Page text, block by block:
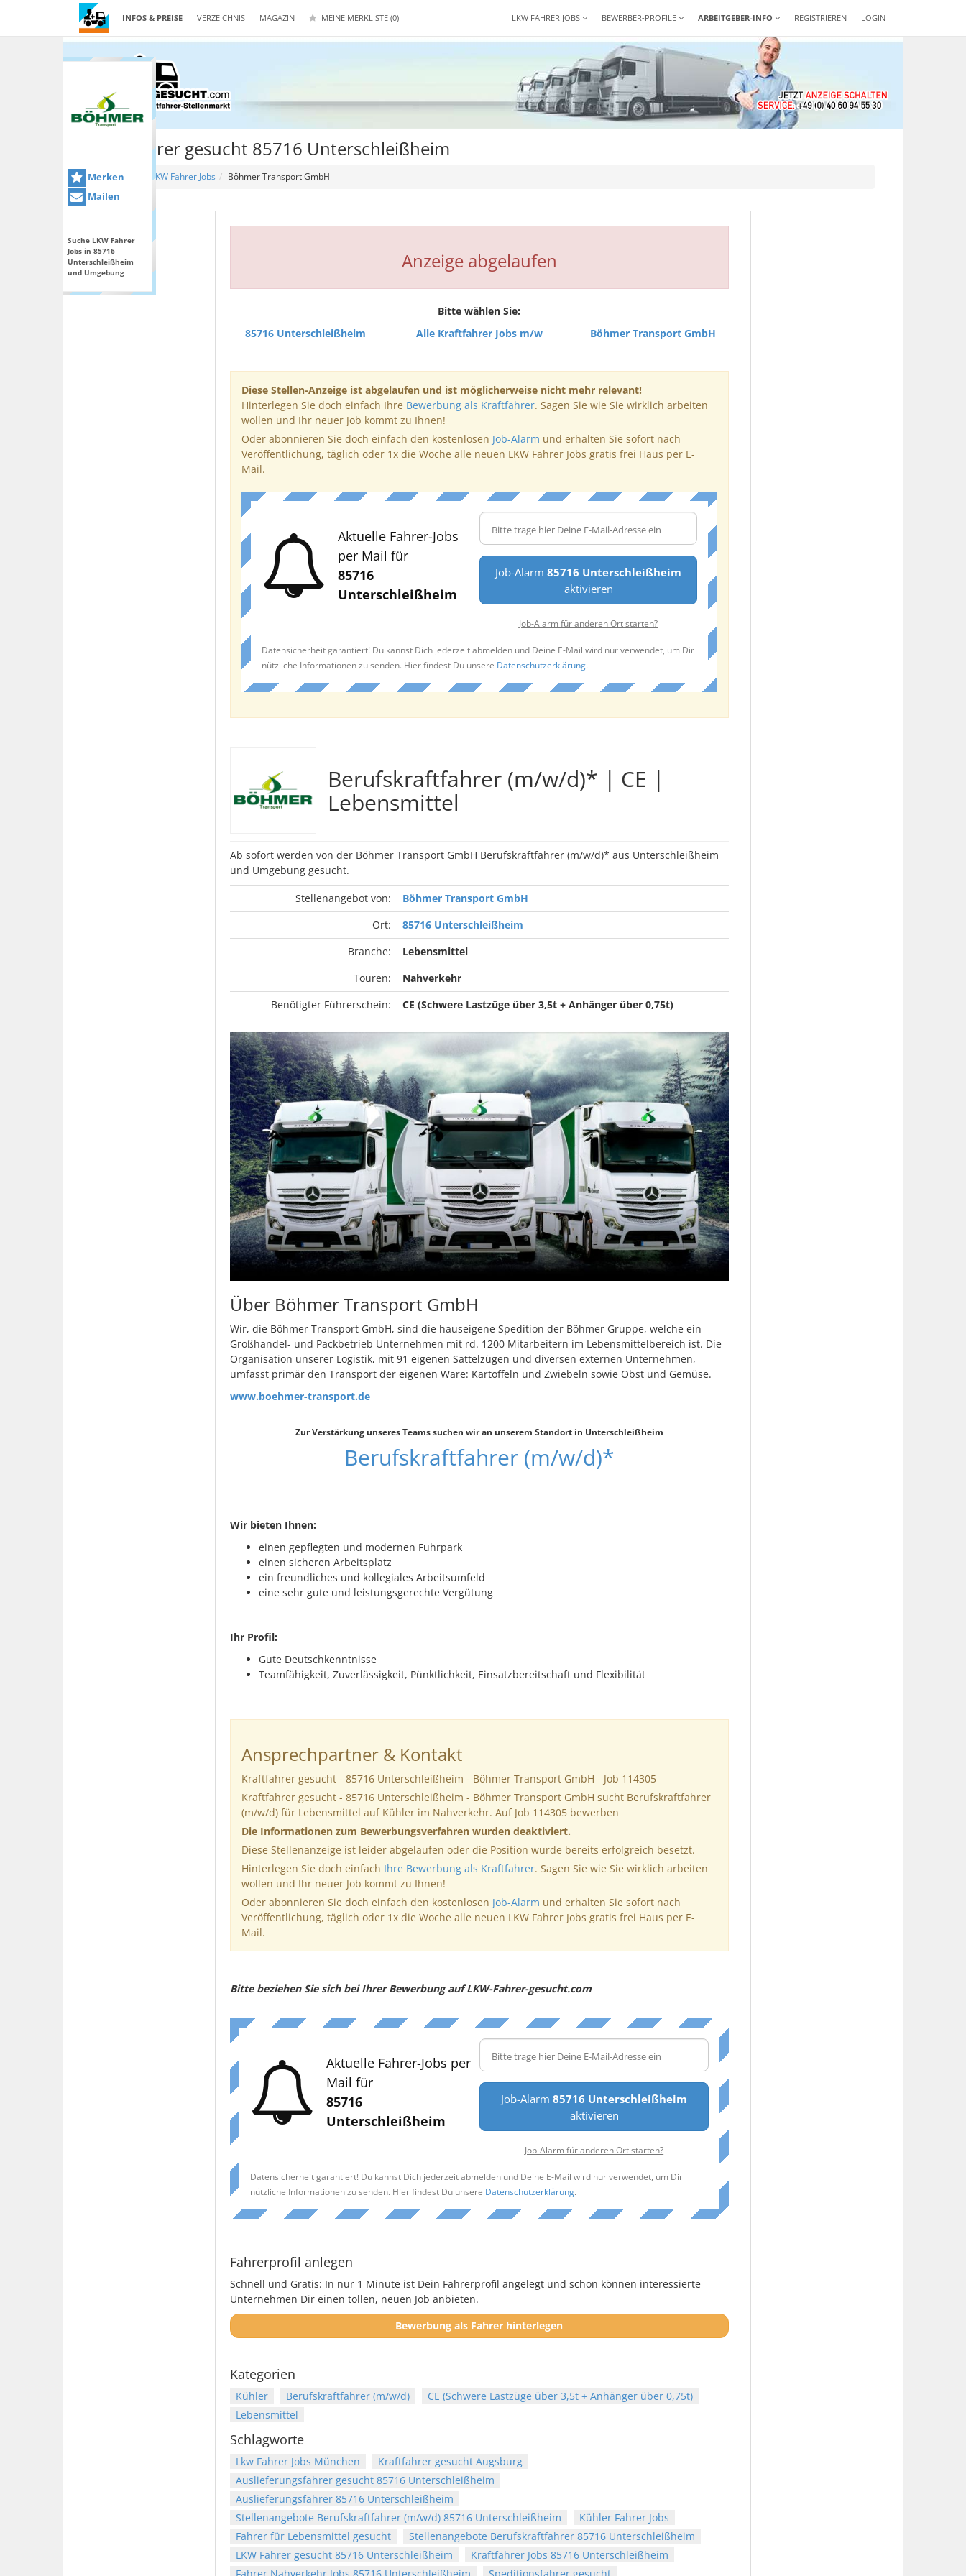
INFOS & PREISE VERZEICHNIS MAGAZIN MEINE MERKLISTE (0) REGISTRIEREN LOGIN
LKW FAHRER JOBS BEWERBER-PROFILE ARBEITGEBER-INFO
Kraftfahrer gesucht 85716 Unterschleißheim
Home LKW Fahrer Jobs Böhmer Transport GmbH
Merken
Mailen
Suche LKW Fahrer
Jobs in 85716
Unterschleißheim
und Umgebung
Anzeige abgelaufen
Bitte wählen Sie:
85716 Unterschleißheim
Alle Kraftfahrer Jobs m/w Böhmer Transport GmbH
Diese Stellen-Anzeige ist abgelaufen und ist möglicherweise nicht mehr relevant!
Hinterlegen Sie doch einfach Ihre Bewerbung als Kraftfahrer. Sagen Sie wie Sie wirklich arbeiten
wollen und Ihr neuer Job kommt zu Ihnen!
Oder abonnieren Sie doch einfach den kostenlosen Job-Alarm und erhalten Sie sofort nach
Veröffentlichung, täglich oder 1x die Woche alle neuen LKW Fahrer Jobs gratis frei Haus per E-
Mail.
Aktuelle Fahrer-Jobs
per Mail für
85716
Unterschleißheim
Job-Alarm85716 Unterschleißheim
aktivieren
Job-Alarm für anderen Ort starten?
Datensicherheit garantiert! Du kannst Dich jederzeit abmelden und Deine E-Mail wird nur verwendet, um Dir
nützliche Informationen zu senden. Hier findest Du unsere Datenschutzerklärung.
Berufskraftfahrer (m/w/d)* | CE |
Lebensmittel
Ab sofort werden von der Böhmer Transport GmbH Berufskraftfahrer (m/w/d)* aus Unterschleißheim
und Umgebung gesucht.
Stellenangebot von:
Böhmer Transport GmbH
Ort:
85716 Unterschleißheim
Branche:
Lebensmittel
Touren:
Nahverkehr
Benötigter Führerschein:
CE (Schwere Lastzüge über 3,5t + Anhänger über 0,75t)
Über Böhmer Transport GmbH
Wir, die Böhmer Transport GmbH, sind die hauseigene Spedition der Böhmer Gruppe, welche ein
Großhandel- und Packbetrieb Unternehmen mit rd. 1200 Mitarbeitern im Lebensmittelbereich ist. Die
Organisation unserer Logistik, mit 91 eigenen Sattelzügen und diversen externen Unternehmen,
umfasst primär den Transport der eigenen Ware: Kartoffeln und Zwiebeln sowie Obst und Gemüse.
www.boehmer-transport.de
Zur Verstärkung unseres Teams suchen wir an unserem Standort in Unterschleißheim
Berufskraftfahrer (m/w/d)*
Wir bieten Ihnen:
einen gepflegten und modernen Fuhrpark
einen sicheren Arbeitsplatz
ein freundliches und kollegiales Arbeitsumfeld
eine sehr gute und leistungsgerechte Vergütung
Ihr Profil:
Gute Deutschkenntnisse
Teamfähigkeit, Zuverlässigkeit, Pünktlichkeit, Einsatzbereitschaft und Flexibilität
Ansprechpartner & Kontakt
Kraftfahrer gesucht - 85716 Unterschleißheim - Böhmer Transport GmbH - Job 114305
Kraftfahrer gesucht - 85716 Unterschleißheim - Böhmer Transport GmbH sucht Berufskraftfahrer
(m/w/d) für Lebensmittel auf Kühler im Nahverkehr. Auf Job 114305 bewerben
Die Informationen zum Bewerbungsverfahren wurden deaktiviert.
Diese Stellenanzeige ist leider abgelaufen oder die Position wurde bereits erfolgreich besetzt.
Hinterlegen Sie doch einfach Ihre Bewerbung als Kraftfahrer. Sagen Sie wie Sie wirklich arbeiten
wollen und Ihr neuer Job kommt zu Ihnen!
Oder abonnieren Sie doch einfach den kostenlosen Job-Alarm und erhalten Sie sofort nach
Veröffentlichung, täglich oder 1x die Woche alle neuen LKW Fahrer Jobs gratis frei Haus per E-
Mail.
Bitte beziehen Sie sich bei Ihrer Bewerbung auf LKW-Fahrer-gesucht.com
Aktuelle Fahrer-Jobs per
Mail für
85716
Unterschleißheim
Job-Alarm85716 Unterschleißheim
aktivieren
Job-Alarm für anderen Ort starten?
Datensicherheit garantiert! Du kannst Dich jederzeit abmelden und Deine E-Mail wird nur verwendet, um Dir
nützliche Informationen zu senden. Hier findest Du unsere Datenschutzerklärung.
Fahrerprofil anlegen
Schnell und Gratis: In nur 1 Minute ist Dein Fahrerprofil angelegt und schon können interessierte
Unternehmen Dir einen tollen, neuen Job anbieten.
Bewerbung als Fahrer hinterlegen
Kategorien
Kühler Berufskraftfahrer (m/w/d)
CE (Schwere Lastzüge über 3,5t + Anhänger über 0,75t)
Lebensmittel
Schlagworte
Lkw Fahrer Jobs München
Kraftfahrer gesucht Augsburg
Auslieferungsfahrer gesucht 85716 Unterschleißheim
Auslieferungsfahrer 85716 Unterschleißheim
Stellenangebote Berufskraftfahrer (m/w/d) 85716 Unterschleißheim
Kühler Fahrer Jobs
Fahrer für Lebensmittel gesucht
Stellenangebote Berufskraftfahrer 85716 Unterschleißheim
LKW Fahrer gesucht 85716 Unterschleißheim
Kraftfahrer Jobs 85716 Unterschleißheim